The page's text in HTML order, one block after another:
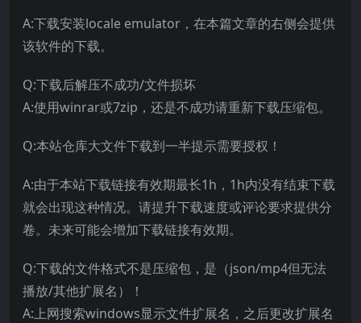
A:下载安装locale emulator，在本篇文章的右侧会提供
该软件的下载。
Q:下载后解压不成功/文件损坏
A:使用winrar或7zip，还是不成功请重新下载压缩包。
Q:本站仓库大文件下载到一半提示需要授权！
A:由于本站下载链接有效期最长1h，1h内没有结束下载
就会出现这种情况。请提升下载速度或评论要求提供分
卷。未来可能会增加下载链接有效期。
Q:下载的文件格式不是压缩包，是（json/mp4但无法
播放/其他扩展名）！
A:上网搜索windows显示文件扩展名，之后更改扩展名